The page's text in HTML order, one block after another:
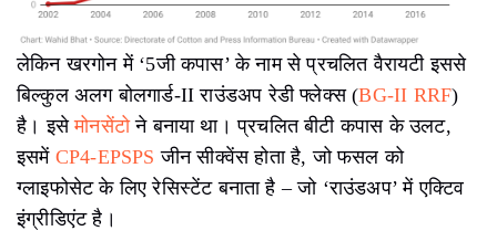
लेकिन खरगोन में ‘5जी कपास’ के नाम से प्रचलित वैरायटी इससे
बिल्कुल अलग बोलगार्ड-II राउंडअप रेडी फ्लेक्स (BG-II RRF)
है। इसेमोनसेंटोने बनाया था। प्रचलित बीटी कपास के उलट,
इसमें CP4-EPSPS जीन सीक्वेंस होता है, जो फसल को
ग्लाइफोसेट के लिए रेसिस्टेंट बनाता है – जो ‘राउंडअप’ में एक्टिव
इंग्रीडिएंट है।